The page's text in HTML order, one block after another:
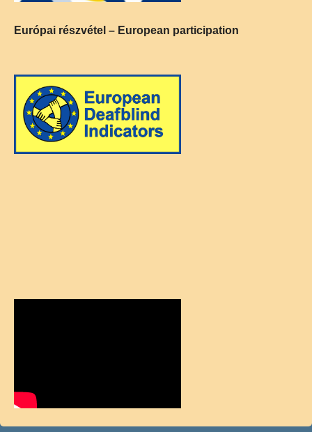
Európai részvétel – European participation